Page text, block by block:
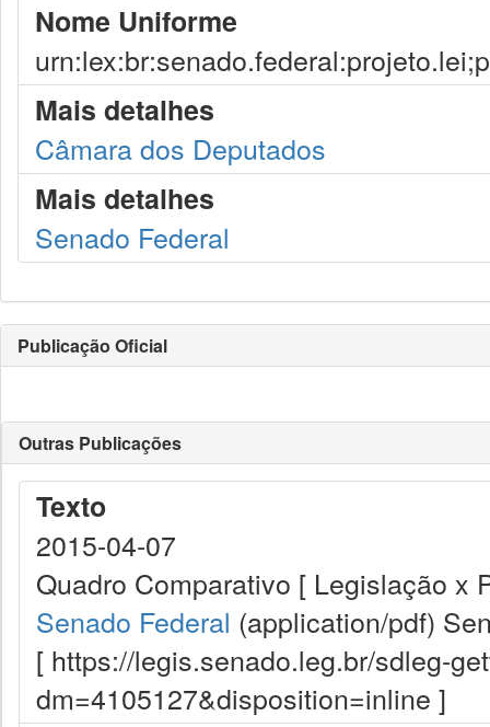
Nome Uniforme
Mais detalhes
Câmara dos Deputados
Mais detalhes
Senado Federal
Publicação Oficial
Outras Publicações
Texto
2015-04-07
Quadro Comparativo [ Legislação x
Senado Federal (application/pdf)
[ https://legis.senado.leg.br/sdleg-
dm=4105127&disposition=inline ]